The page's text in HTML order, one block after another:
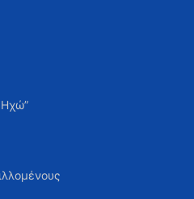
Ηχώ”